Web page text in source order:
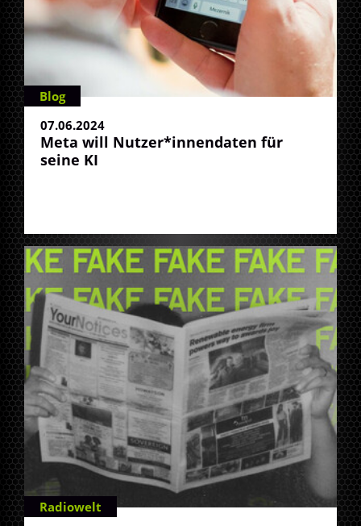
Blog
07.06.2024
Meta will Nutzer*innendaten für
seine KI
Radiowelt